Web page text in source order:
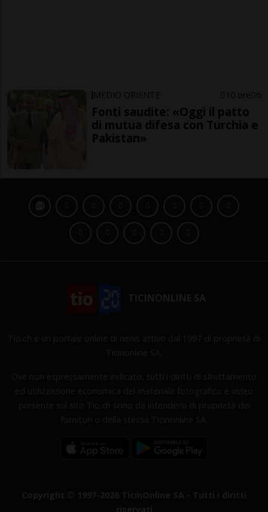
MEDIO ORIENTE 10 ore 6
Fonti saudite: «Oggi il patto
di mutua difesa con Turchia e
Pakistan»